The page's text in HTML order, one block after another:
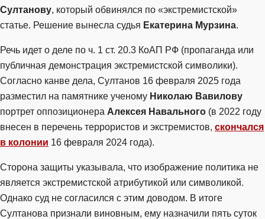
Султанову, который обвинялся по «экстремистской»
статье. Решение вынесла судья Екатерина Мурзина.
Речь идет о деле по ч. 1 ст. 20.3 КоАП РФ (пропаганда или
публичная демонстрация экстремистской символики).
Согласно канве дела, Султанов 16 февраля 2025 года
разместил на памятнике ученому Николаю Вавилову
портрет оппозиционера Алексея Навального (в 2022 году
внесен в перечень террористов и экстремистов, скончался
в колонии 16 февраля 2024 года).
Сторона защиты указывала, что изображение политика не
является экстремистской атрибутикой или символикой.
Однако суд не согласился с этим доводом. В итоге
Султанова признали виновным, ему назначили пять суток